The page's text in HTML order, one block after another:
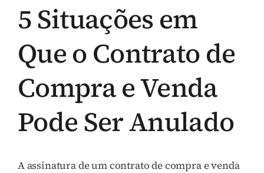
5 Situações em
Que o Contrato de
Compra e Venda
Pode Ser Anulado
A assinatura de um contrato de compra e venda